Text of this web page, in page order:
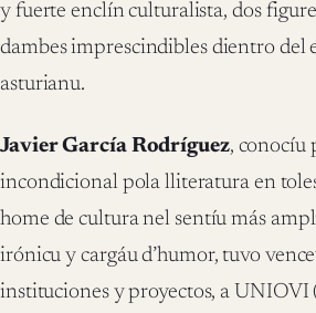
y fuerte enclín culturalista, dos
dambes imprescindibles dientro del
asturianu.
Javier García Rodríguez, conocíu
incondicional pola lliteratura en
home de cultura nel sentíu más
irónicu y cargáu d’humor, tuvo
instituciones y proyectos, a UNIOVI